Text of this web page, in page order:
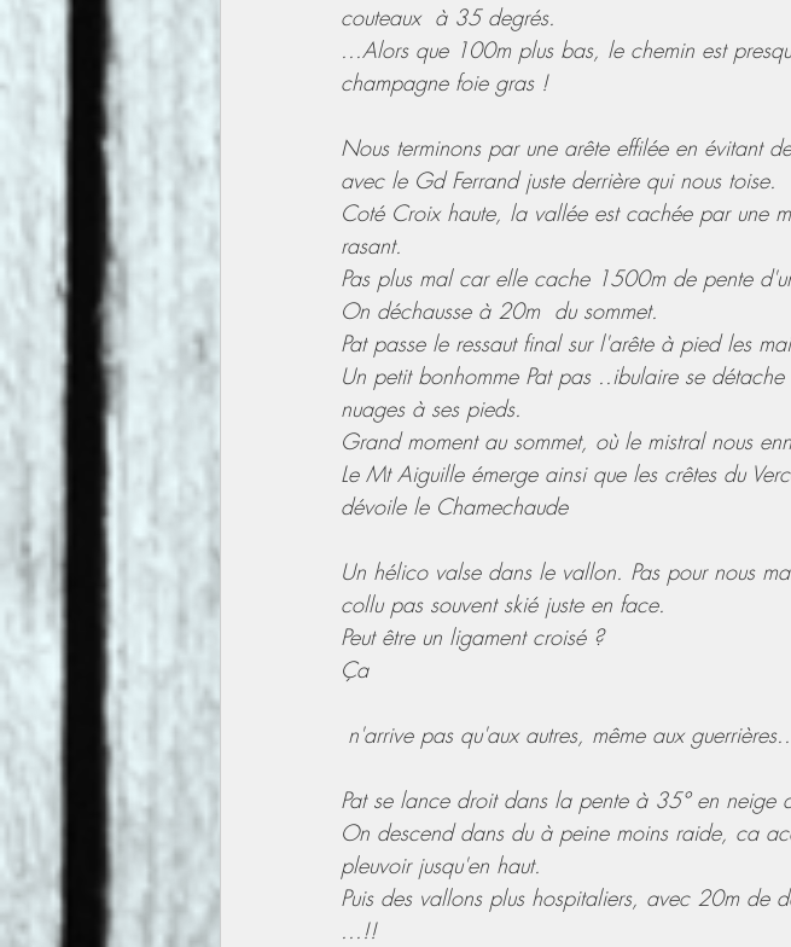
couteaux  à 35 degrés.
...Alors que 100m plus bas, le chemin est
champagne foie gras !
Nous terminons par une arête effilée en évitant
avec le Gd Ferrand juste derrière qui nous toise.
Coté Croix haute, la vallée est cachée par une
rasant.
Pas plus mal car elle cache 1500m de pente
On déchausse à 20m  du sommet.
Pat passe le ressaut final sur l'arête à pied les
Un petit bonhomme Pat pas ..ibulaire se
nuages à ses pieds.
Grand moment au sommet, où le mistral nous
Le Mt Aiguille émerge ainsi que les crêtes du
dévoile le Chamechaude
Un hélico valse dans le vallon. Pas pour nous
collu pas souvent skié juste en face.
Peut être un ligament croisé ?
Ça
n'arrive pas qu'aux autres, même aux
Pat se lance droit dans la pente à 35° en neige
On descend dans du à peine moins raide, ca
pleuvoir jusqu'en haut.
Puis des vallons plus hospitaliers, avec 20m
...!!